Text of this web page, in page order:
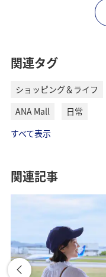
関連タグ
ショッピング＆ライフ
ANA Mall
日常
すべて表示
関連記事